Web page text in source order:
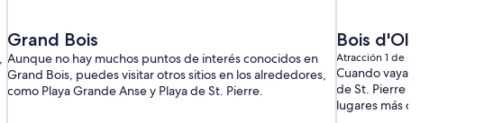
Grand Bois
Aunque no hay muchos puntos de interés conocidos en
Grand Bois, puedes visitar otros sitios en los alrededores,
como Playa Grande Anse y Playa de St. Pierre.
Bois d'Olives
Atracción 1 de las principales
Cuando vayas a Bois
de St. Pierre y Parque
lugares más destacados